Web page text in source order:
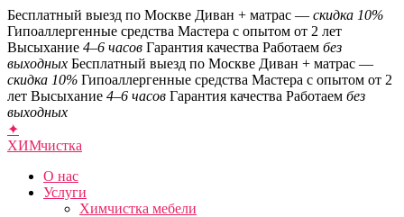
Бесплатный выезд по Москве Диван + матрас — скидка 10%
Гипоаллергенные средства Мастера с опытом от 2 лет
Высыхание 4–6 часов Гарантия качества Работаем без
выходных Бесплатный выезд по Москве Диван + матрас —
скидка 10% Гипоаллергенные средства Мастера с опытом от 2
лет Высыхание 4–6 часов Гарантия качества Работаем без
выходных
✦
ХИМчистка
О нас
Услуги
Химчистка мебели